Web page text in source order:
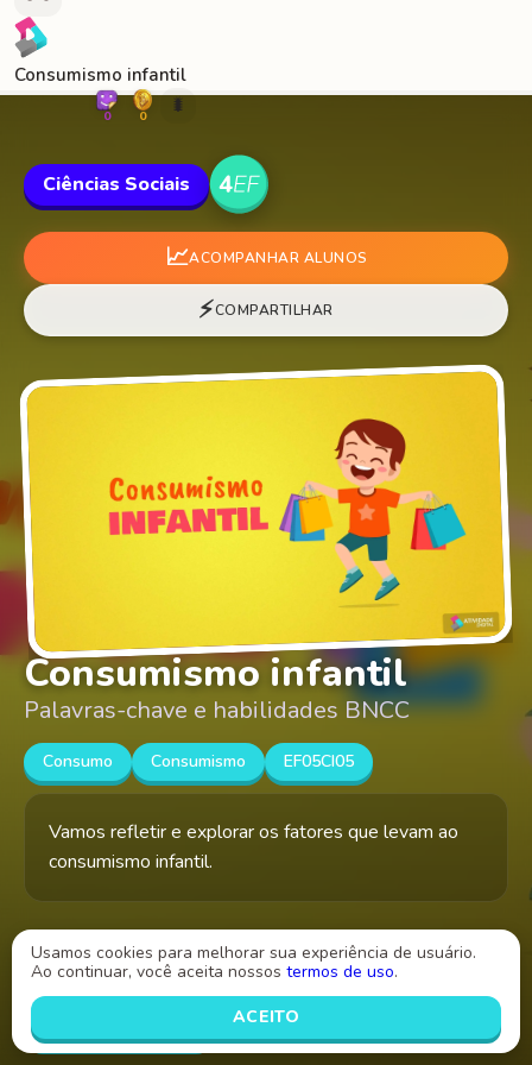
Consumismo infantil
0 0 🐛
Ciências Sociais
📈ACOMPANHAR ALUNOS
⚡COMPARTILHAR
Consumismo infantil
Palavras-chave e habilidades BNCC
Consumo Consumismo EF05CI05
Vamos refletir e explorar os fatores que levam ao
consumismo infantil.
Criado por
Jucilene Alves
Usamos cookies para melhorar sua experiência de usuário.
Ao continuar, você aceita nossos termos de uso.
ACEITO